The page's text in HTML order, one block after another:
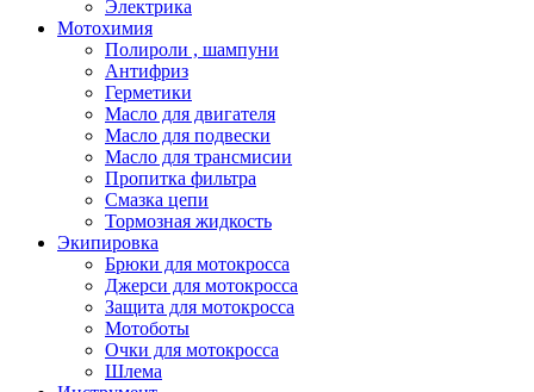
Электрика
Мотохимия
Полироли , шампуни
Антифриз
Герметики
Масло для двигателя
Масло для подвески
Масло для трансмисии
Пропитка фильтра
Смазка цепи
Тормозная жидкость
Экипировка
Брюки для мотокросса
Джерси для мотокросса
Защита для мотокросса
Мотоботы
Очки для мотокросса
Шлема